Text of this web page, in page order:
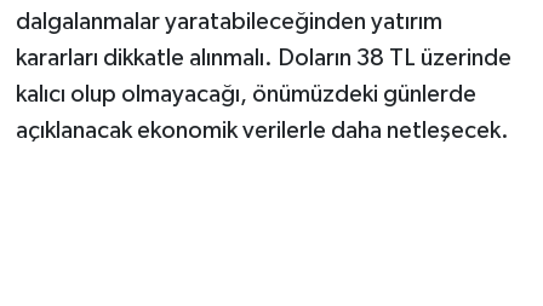
dalgalanmalar yaratabileceğinden yatırım
kararları dikkatle alınmalı. Doların 38 TL üzerinde
kalıcı olup olmayacağı, önümüzdeki günlerde
açıklanacak ekonomik verilerle daha netleşecek.